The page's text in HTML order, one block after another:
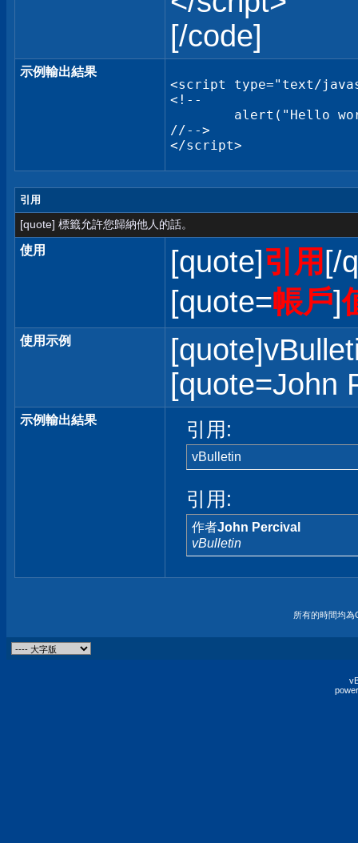
[/code]
示例輸出結果
<script type="text/
<!--
//-->
</script>
引用
[quote] 標籤允許您歸納他人的話。
使用 [quote] 引用 [/
[quote=帳戶]
使用示例
[quote=John
示例輸出結果 引用:
vBulletin
引用:
作者John Percival
vBulletin
所有的時間均為